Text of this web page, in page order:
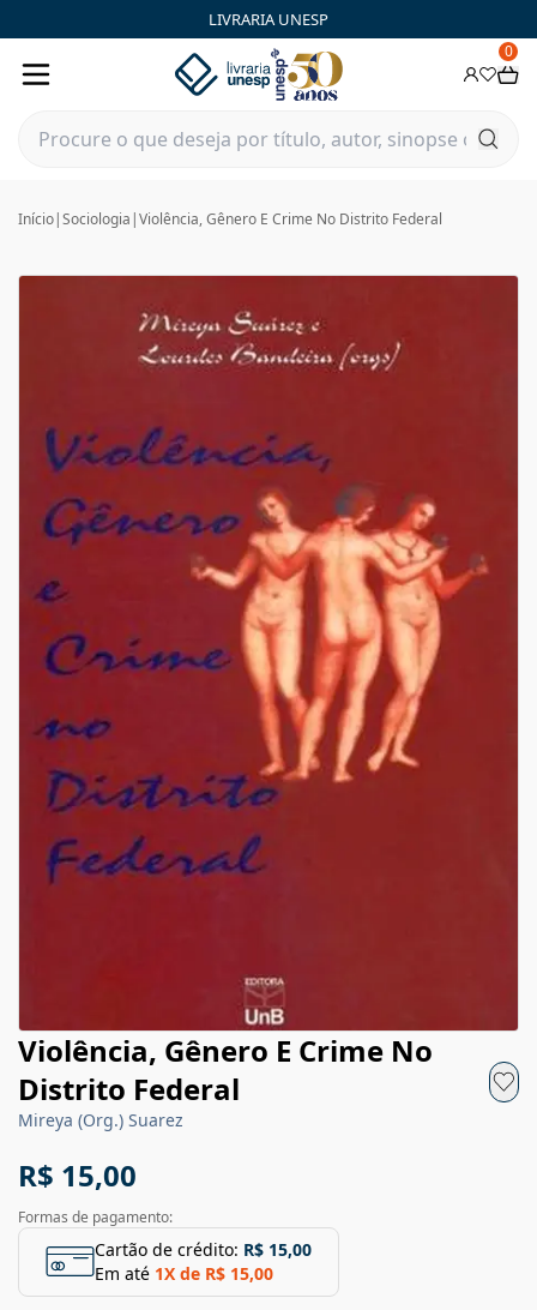
LIVRARIA UNESP
0
Início|Sociologia |Violência, Gênero E Crime No Distrito Federal
Violência, Gênero E Crime No
Distrito Federal
Mireya (Org.) Suarez
R$ 15,00
Formas de pagamento:
Cartão de crédito: R$ 15,00
Em até 1X de R$ 15,00